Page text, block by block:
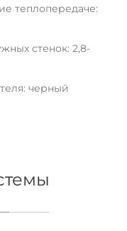
теплопередаче:
стенок: 2,8-
черный